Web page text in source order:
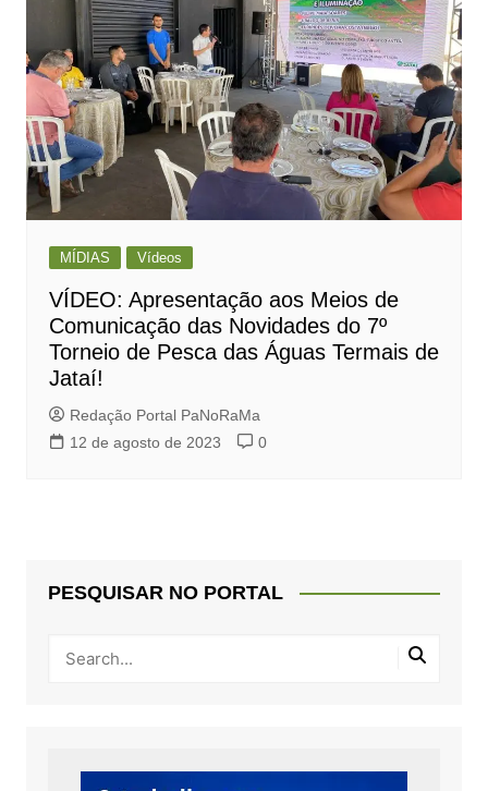
MÍDIAS Vídeos
VÍDEO: Apresentação aos Meios de
Comunicação das Novidades do 7º
Torneio de Pesca das Águas Termais de
Jataí!
Redação Portal PaNoRaMa
12 de agosto de 2023
0
PESQUISAR NO PORTAL